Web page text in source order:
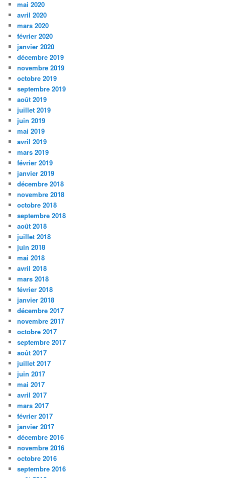
mai 2020
avril 2020
mars 2020
février 2020
janvier 2020
décembre 2019
novembre 2019
octobre 2019
septembre 2019
août 2019
juillet 2019
juin 2019
mai 2019
avril 2019
mars 2019
février 2019
janvier 2019
décembre 2018
novembre 2018
octobre 2018
septembre 2018
août 2018
juillet 2018
juin 2018
mai 2018
avril 2018
mars 2018
février 2018
janvier 2018
décembre 2017
novembre 2017
octobre 2017
septembre 2017
août 2017
juillet 2017
juin 2017
mai 2017
avril 2017
mars 2017
février 2017
janvier 2017
décembre 2016
novembre 2016
octobre 2016
septembre 2016